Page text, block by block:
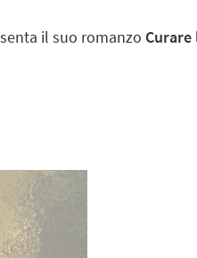
il suo romanzo Curare